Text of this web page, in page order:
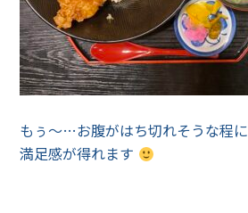
もぅ〜…お腹がはち切れそうな程に
満足感が得れます